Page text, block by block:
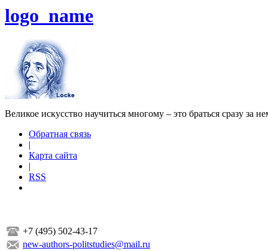
logo_name
Великое искусство научиться многому – это браться сразу за
Обратная связь
|
Карта сайта
|
RSS
+7 (495) 502-43-17
new-authors-politstudies@mail.ru